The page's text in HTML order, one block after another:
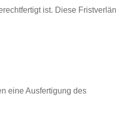
ist. Diese
eine Ausfertigung des